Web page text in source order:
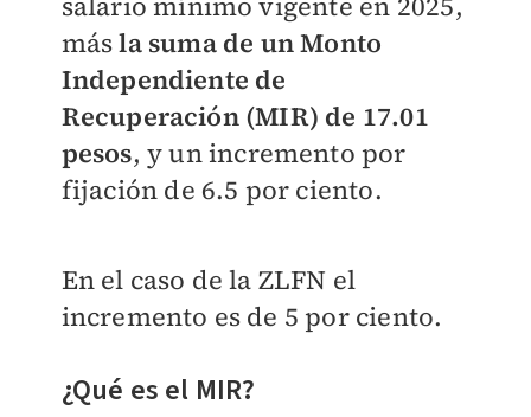
másla suma de un Monto
Independiente de
Recuperación (MIR) de 17.01
pesos, y un incremento por
fijación de 6.5 por ciento.
En el caso de la ZLFN el
incremento es de 5 por ciento.
¿Qué es el MIR?